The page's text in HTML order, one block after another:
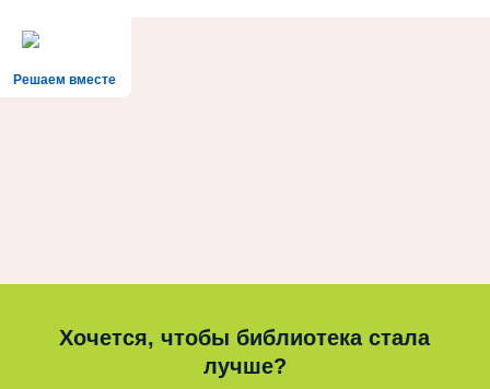
Решаем вместе
Хочется, чтобы библиотека стала
лучше?